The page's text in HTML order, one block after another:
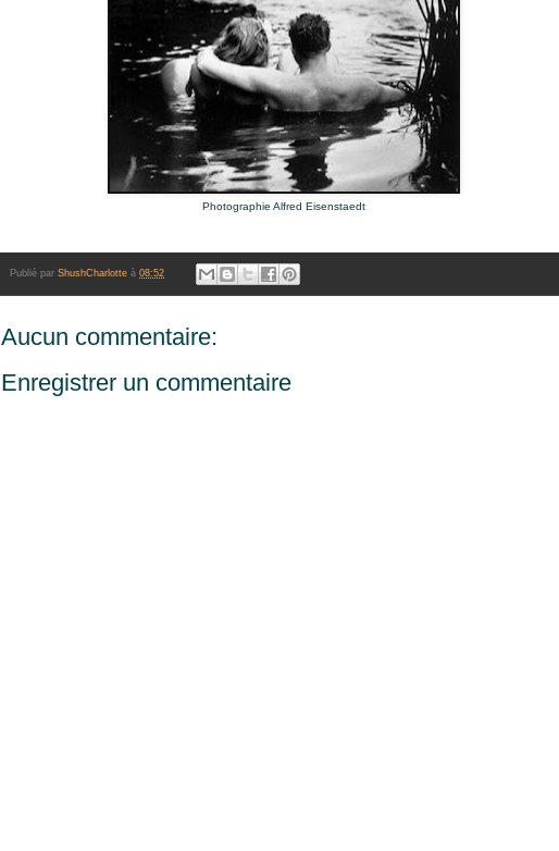
Photographie Alfred Eisenstaedt
Publié par ShushCharlotte à 08:52
Aucun commentaire:
Enregistrer un commentaire